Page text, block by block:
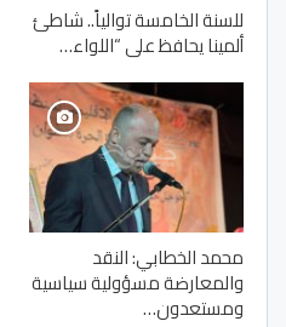
للسنة الخامسة توالياً.. شاطئ
ألمينا يحافظ على “اللواء…
محمد الخطابي: النقد
والمعارضة مسؤولية سياسية
ومستعدون…